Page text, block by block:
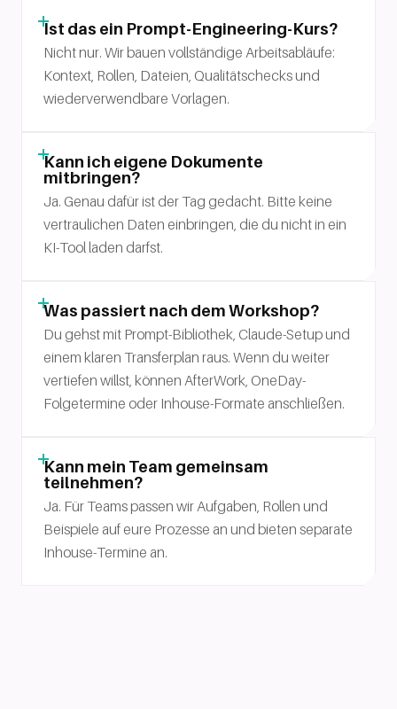
Ist das ein Prompt-Engineering-Kurs?
Nicht nur. Wir bauen vollständige Arbeitsabläufe:
Kontext, Rollen, Dateien, Qualitätschecks und
wiederverwendbare Vorlagen.
Kann ich eigene Dokumente
mitbringen?
Ja. Genau dafür ist der Tag gedacht. Bitte keine
vertraulichen Daten einbringen, die du nicht in ein
KI-Tool laden darfst.
Was passiert nach dem Workshop?
Du gehst mit Prompt-Bibliothek, Claude-Setup und
einem klaren Transferplan raus. Wenn du weiter
vertiefen willst, können AfterWork, OneDay-
Folgetermine oder Inhouse-Formate anschließen.
Kann mein Team gemeinsam
teilnehmen?
Ja. Für Teams passen wir Aufgaben, Rollen und
Beispiele auf eure Prozesse an und bieten separate
Inhouse-Termine an.